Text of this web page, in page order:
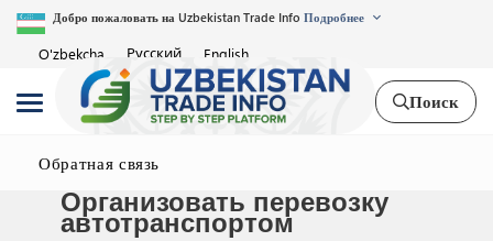
Добро пожаловать на Uzbekistan Trade Info Подробнее
O'zbekcha Русский English
Поиск
Обратная связь
Организовать перевозку
автотранспортом